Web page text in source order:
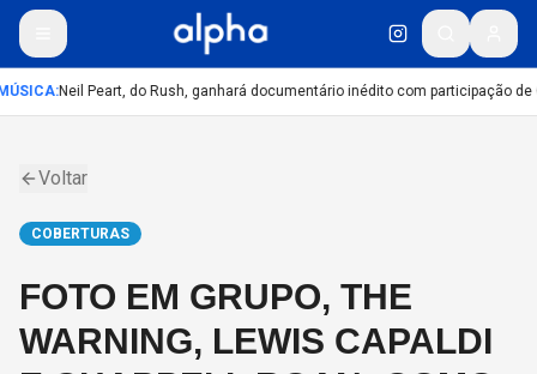
:Neil Peart, do Rush, ganhará documentário inédito com participação de
Voltar
COBERTURAS
FOTO EM GRUPO, THE
WARNING, LEWIS CAPALDI